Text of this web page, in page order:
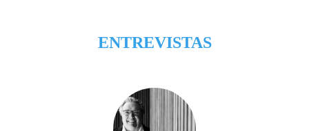
ENTREVISTAS